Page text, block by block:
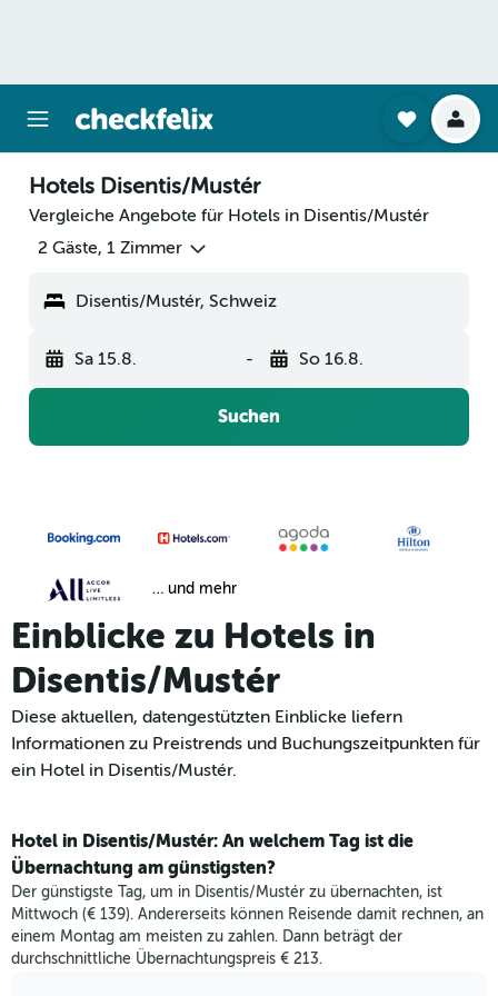
Hotels Disentis/Mustér
Vergleiche Angebote für Hotels in Disentis/Mustér
2 Gäste, 1 Zimmer
Disentis/Mustér, Schweiz
Sa 15.8. - So 16.8.
Suchen
… und mehr
Einblicke zu Hotels in
Disentis/Mustér
Diese aktuellen, datengestützten Einblicke liefern
Informationen zu Preistrends und Buchungszeitpunkten für
ein Hotel in Disentis/Mustér.
Hotel in Disentis/Mustér: An welchem Tag ist die
Übernachtung am günstigsten?
Der günstigste Tag, um in Disentis/Mustér zu übernachten, ist
Mittwoch (€ 139). Andererseits können Reisende damit rechnen, an
einem Montag am meisten zu zahlen. Dann beträgt der
durchschnittliche Übernachtungspreis € 213.